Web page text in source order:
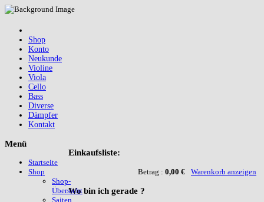
Shop
Konto
Neukunde
Violine
Viola
Cello
Bass
Diverse
Dämpfer
Kontakt
Einkaufsliste:
Betrag : 0,00 € Warenkorb anzeigen
Wobin ich gerade ?
Menü
Startseite
Shop
Shop-
Übersicht
Saiten